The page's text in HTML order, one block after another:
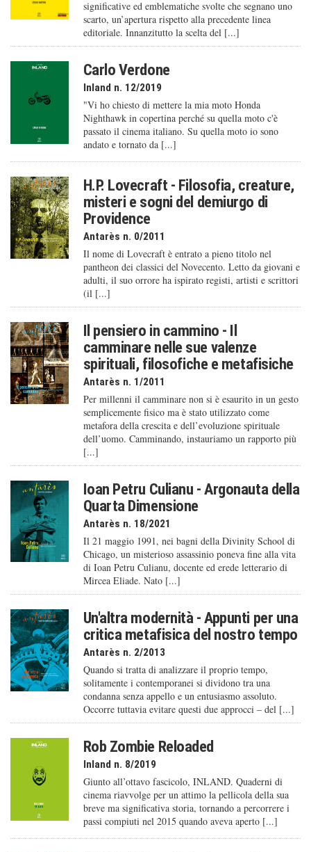
significative ed emblematiche svolte che segnano uno
scarto, un’apertura rispetto alla precedente linea
editoriale. Innanzitutto la scelta del [...]
Carlo Verdone
Inland n. 12/2019
"Vi ho chiesto di mettere la mia moto Honda
Nighthawk in copertina perché su quella moto c'è
passato il cinema italiano. Su quella moto io sono
andato e tornato da [...]
H.P. Lovecraft - Filosofia, creature,
misteri e sogni del demiurgo di
Providence
Antarès n. 0/2011
Il nome di Lovecraft è entrato a pieno titolo nel
pantheon dei classici del Novecento. Letto da giovani e
adulti, il suo orrore ha ispirato registi, artisti e scrittori
(il [...]
Il pensiero in cammino - Il
camminare nelle sue valenze
spirituali, filosofiche e metafisiche
Antarès n. 1/2011
Per millenni il camminare non si è esaurito in un gesto
semplicemente fisico ma è stato utilizzato come
metafora della crescita e dell’evoluzione spirituale
dell’uomo. Camminando, instauriamo un rapporto più
[...]
Ioan Petru Culianu - Argonauta della
Quarta Dimensione
Antarès n. 18/2021
Il 21 maggio 1991, nei bagni della Divinity School di
Chicago, un misterioso assassinio poneva fine alla vita
di Ioan Petru Culianu, docente ed erede letterario di
Mircea Eliade. Nato [...]
Un'altra modernità - Appunti per una
critica metafisica del nostro tempo
Antarès n. 2/2013
Quando si tratta di analizzare il proprio tempo,
solitamente i contemporanei si dividono tra una
condanna senza appello e un entusiasmo assoluto.
Occorre tuttavia evitare questi due approcci – del [...]
Rob Zombie Reloaded
Inland n. 8/2019
Giunto all’ottavo fascicolo, INLAND. Quaderni di
cinema riavvolge per un attimo la pellicola della sua
breve ma significativa storia, tornando a percorrere i
passi compiuti nel 2015 quando aveva aperto [...]